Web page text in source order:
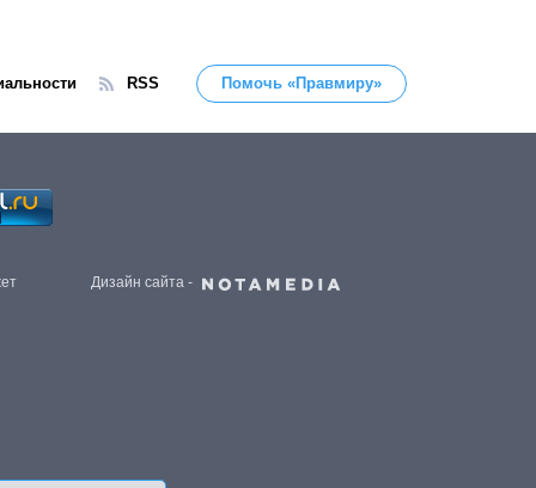
RSS Помочь «Правмиру»
Дизайн сайта -